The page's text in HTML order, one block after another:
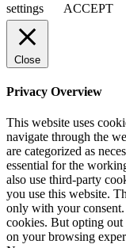
settings
ACCEPT
Close
Privacy Overview
This website uses
navigate through the
are categorized as
essential for the
also use third-party
you use this website.
only with your
cookies. But opting out
on your browsing